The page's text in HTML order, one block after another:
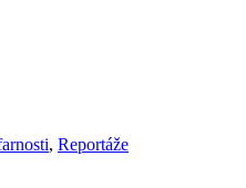
, Reportáže